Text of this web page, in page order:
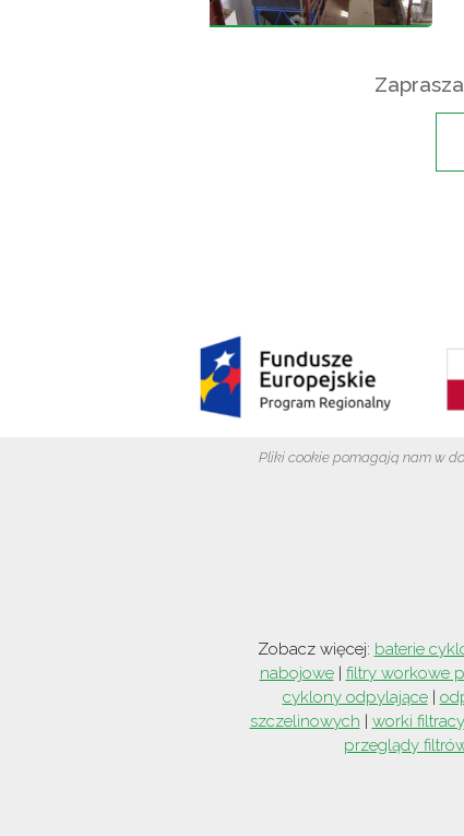
Pliki cookie pomagają nam w
Zobacz więcej: baterie
nabojowe| filtry workowe
cyklony odpylające|
szczelinowych | worki
przeglądy